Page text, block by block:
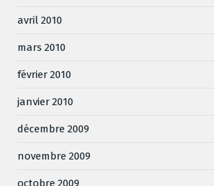
avril 2010
mars 2010
février 2010
janvier 2010
décembre 2009
novembre 2009
octobre 2009